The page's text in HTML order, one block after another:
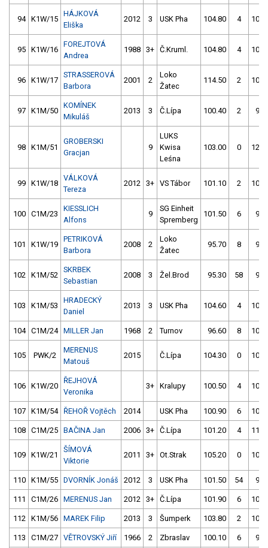
94 K1W/15
HÁJKOVÁ
Eliška
2012 3 USK Pha 104.80 4
95 K1W/16
FOREJTOVÁ
Andrea
1988 3+ Č.Kruml. 104.80 4
96 K1W/17
STRASSEROVÁ
Barbora
2001 2
Loko
Žatec
114.50 2
97 K1M/50
KOMÍNEK
Mikuláš
2013 3 Č.Lípa 100.40 2
98 K1M/51
GROBERSKI
Gracjan
9
LUKS
Kwisa
Leśna
103.00 0
99 K1W/18
VÁLKOVÁ
Tereza
2012 3+ VS Tábor 101.10 2
100 C1M/23
KIESSLICH
Alfons
9
SG Einheit
Spremberg
101.50 6
101 K1W/19
PETRIKOVÁ
Barbora
2008 2
Loko
Žatec
95.70 8
102 K1M/52
SKRBEK
Sebastian
2008 3 Žel.Brod 95.30 58
103 K1M/53
HRADECKÝ
Daniel
2013 3 USK Pha 104.60 4
104 C1M/24 MILLER Jan 1968 2 Turnov 96.60 8
105 PWK/2
MERENUS
Matouš
2015 Č.Lípa 104.30 0
106 K1W/20
ŘEJHOVÁ
Veronika
3+ Kralupy 100.50 4
107 K1M/54 ŘEHOŘ Vojtěch 2014 USK Pha 100.90 6
108 C1M/25 BAČINA Jan 2006 3+ Č.Lípa 101.20 4
109 K1W/21
ŠÍMOVÁ
Viktorie
2011 3+ Ot.Strak 105.20 0
110 K1M/55 DVORNÍK Jonáš 2012 3 USK Pha 101.50 54
111 C1M/26 MERENUS Jan 2012 3+ Č.Lípa 101.90 6
112 K1M/56 MAREK Filip 2013 3 Šumperk 103.80 2
113 C1M/27 VĚTROVSKÝ Jiří 1966 2 Zbraslav 100.10 6